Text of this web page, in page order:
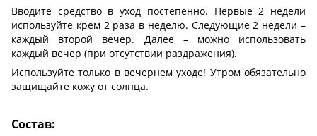
Вводите средство в уход постепенно. Первые 2 недели
используйте крем 2 раза в неделю. Следующие 2 недели –
каждый второй вечер. Далее – можно использовать
каждый вечер (при отсутствии раздражения).
Используйте только в вечернем уходе! Утром обязательно
защищайте кожу от солнца.
Состав: